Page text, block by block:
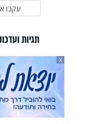
עקבו
תגיות
X